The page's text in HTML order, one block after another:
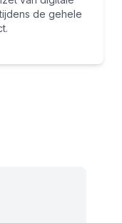
de gehele